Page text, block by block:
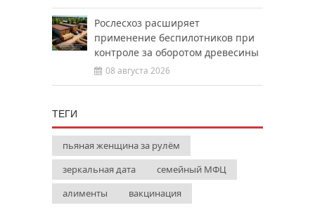
Рослесхоз расширяет
применение беспилотников при
контроле за оборотом древесины
08 августа 2026
ТЕГИ
пьяная женщина за рулём
зеркальная дата
семейный МФЦ
алименты
вакцинация